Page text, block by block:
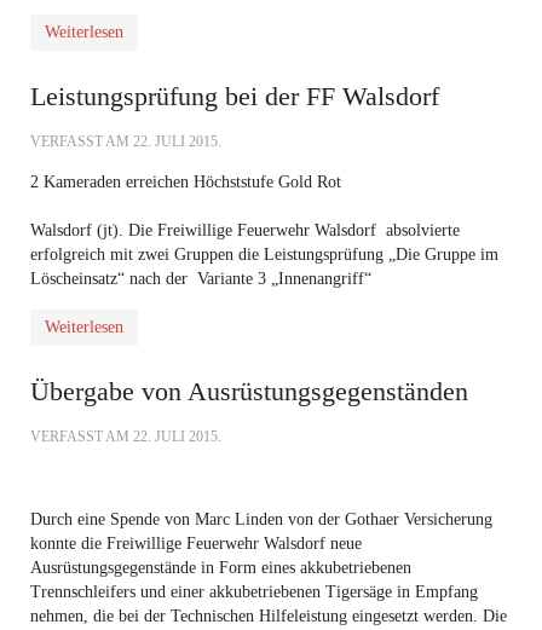
Weiterlesen
Leistungsprüfung bei der FF Walsdorf
VERFASST AM 22. JULI 2015.
2 Kameraden erreichen Höchststufe Gold Rot
Walsdorf (jt). Die Freiwillige Feuerwehr Walsdorf absolvierte
erfolgreich mit zwei Gruppen die Leistungsprüfung „Die Gruppe im
Löscheinsatz“ nach der Variante 3 „Innenangriff“
Weiterlesen
Übergabe von Ausrüstungsgegenständen
VERFASST AM 22. JULI 2015.
Durch eine Spende von Marc Linden von der Gothaer Versicherung
konnte die Freiwillige Feuerwehr Walsdorf neue
Ausrüstungsgegenstände in Form eines akkubetriebenen
Trennschleifers und einer akkubetriebenen Tigersäge in Empfang
nehmen, die bei der Technischen Hilfeleistung eingesetzt werden. Die